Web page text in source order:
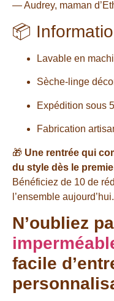
— Audrey, maman
📦
Lavable en
Sèche-linge
Expédition sous
Fabrication
🎁 Une rentrée qui
du style dès le
Bénéficiez de 10 de
l’ensemble aujourd’hui.
N’oubliez
facile